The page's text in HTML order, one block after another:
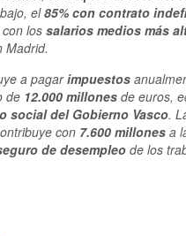
el85% con contrato
los salarios medios más
Madrid.
a pagarimpuestos
de 12.000 millones de euros,
social del Gobierno Vasco.
con 7.600 millones a
de desempleo de los